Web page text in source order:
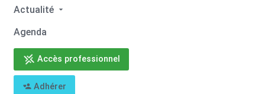
Actualité
Agenda
Accès professionnel
Adhérer
Retour